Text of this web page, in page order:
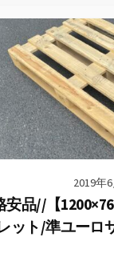
2019年
安品//【
ット/準ユーロ